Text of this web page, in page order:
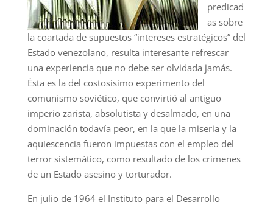
predicad
as sobre
la coartada de supuestos “intereses estratégicos” del
Estado venezolano, resulta interesante refrescar
una experiencia que no debe ser olvidada jamás.
Ésta es la del costosísimo experimento del
comunismo soviético, que convirtió al antiguo
imperio zarista, absolutista y desalmado, en una
dominación todavía peor, en la que la miseria y la
aquiescencia fueron impuestas con el empleo del
terror sistemático, como resultado de los crímenes
de un Estado asesino y torturador.
En julio de 1964 el Instituto para el Desarrollo